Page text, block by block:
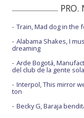
PRO.
Train, Mad dog in the
Alabama Shakes, I
dreaming
Arde Bogotá,
del club de la gente sola
Interpol, This mirror
ton
Becky G, Baraja